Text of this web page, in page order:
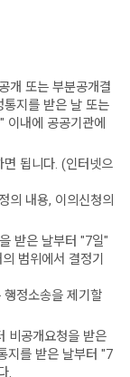
개 또는 부분공개결
통지를 받은 날 또는
내에 공공기관에
됩니다. (인터넷으
의 내용, 이의신청의
받은 날부터 "7일"
범위에서 결정기
정소송을 제기할
비공개요청을 받은
지를 받은 날부터 "7
.